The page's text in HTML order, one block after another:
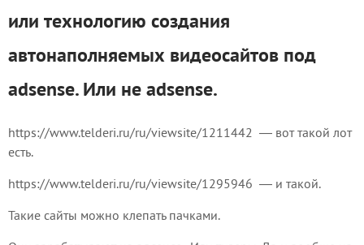
или технологию создания
автонаполняемых видеосайтов под
adsense. Или не adsense.
https://www.telderi.ru/ru/viewsite/1211442 — вот такой лот
есть.
https://www.telderi.ru/ru/viewsite/1295946 — и такой.
Такие сайты можно клепать пачками.